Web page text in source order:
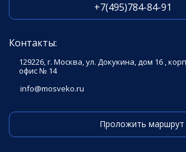
+7(495)784-84-91
Контакты:
129226, г. Москва, ул. Докукина, дом 16 ,
офис № 14
info@mosveko.ru
Проложить маршрут